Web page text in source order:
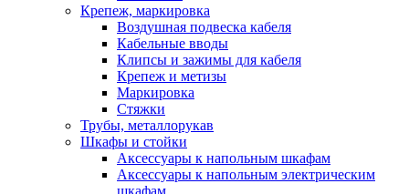
Крепеж, маркировка
Воздушная подвеска кабеля
Кабельные вводы
Клипсы и зажимы для кабеля
Крепеж и метизы
Маркировка
Стяжки
Трубы, металлорукав
Шкафы и стойки
Аксессуары к напольным шкафам
Аксессуары к напольным электрическим
шкафам